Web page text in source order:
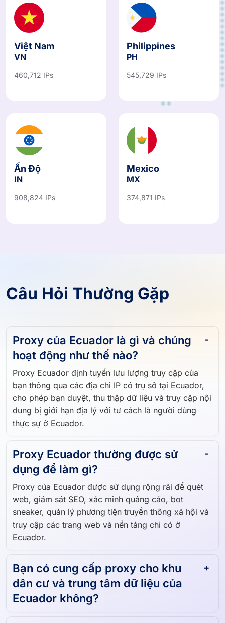
Việt Nam
VN
460,712 IPs
Philippines
PH
545,729 IPs
Ấn Độ
IN
908,824 IPs
Mexico
MX
374,871 IPs
Câu Hỏi Thường Gặp
Proxy của Ecuador là gì và chúng
hoạt động như thế nào?
Proxy Ecuador định tuyến lưu lượng truy cập của
bạn thông qua các địa chỉ IP có trụ sở tại Ecuador,
cho phép bạn duyệt, thu thập dữ liệu và truy cập nội
dung bị giới hạn địa lý với tư cách là người dùng
thực sự ở Ecuador.
Proxy Ecuador thường được sử
dụng để làm gì?
Proxy của Ecuador được sử dụng rộng rãi để quét
web, giám sát SEO, xác minh quảng cáo, bot
sneaker, quản lý phương tiện truyền thông xã hội và
truy cập các trang web và nền tảng chỉ có ở
Ecuador.
Bạn có cung cấp proxy cho khu
dân cư và trung tâm dữ liệu của
Ecuador không?